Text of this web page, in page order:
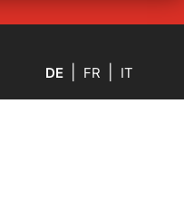
DE FR IT